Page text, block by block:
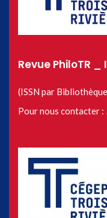
Revue PhiloTR _
(ISSN par
Pour nous contacter :